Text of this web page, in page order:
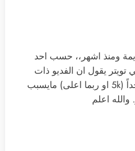
ومنذ اشهر،، حسب احد
يقول ان الفديو ذات
ابعاد عالية جداً (5k او ربما اعلى) مايسبب
والله اعلم